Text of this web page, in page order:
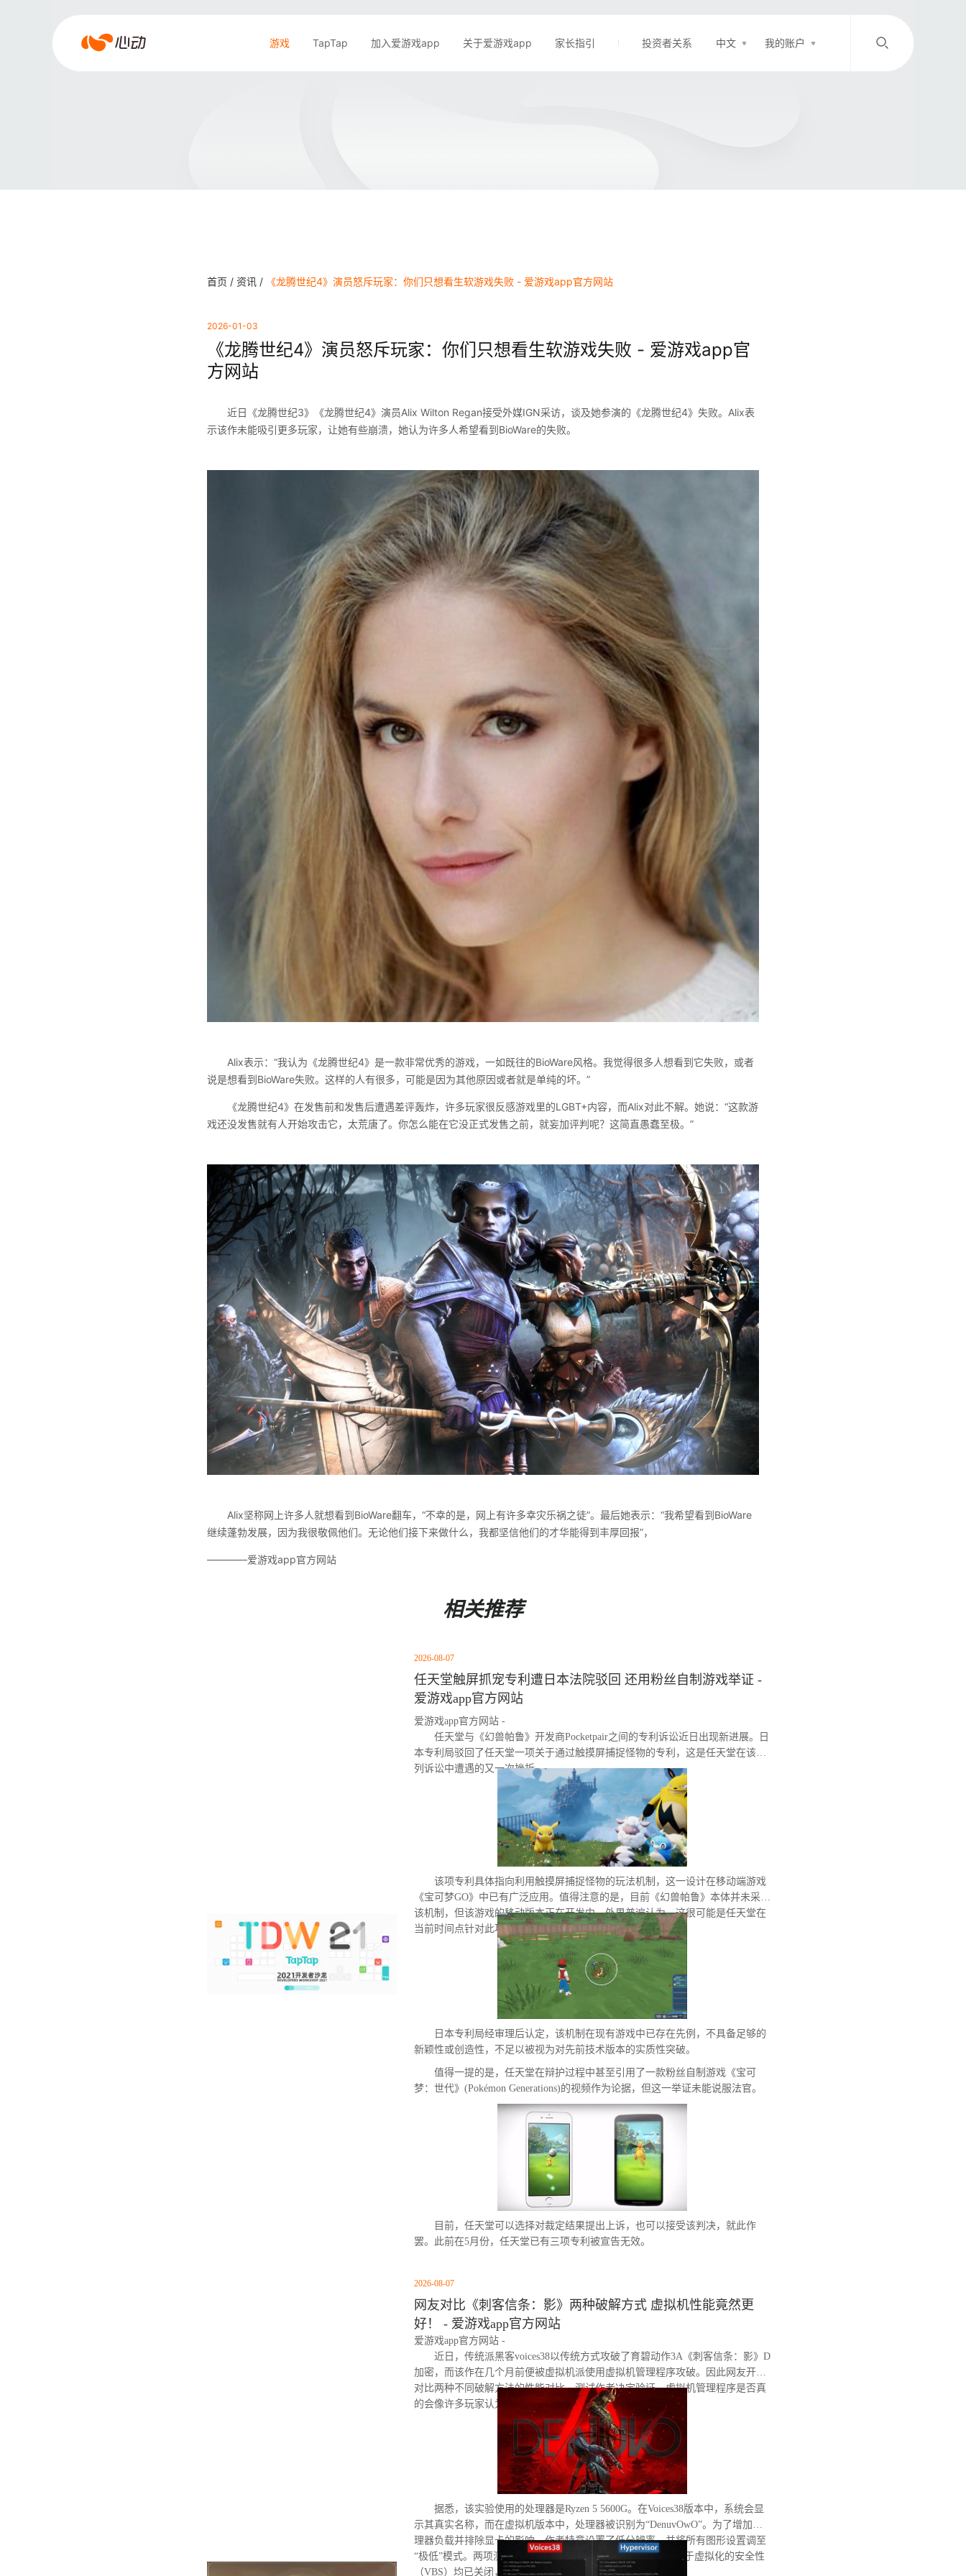
爱
游戏 TapTap 加入爱游戏app 关于爱游戏app 家长指引 投资者关系 中文 我的账户
/
首页 / 资讯 / 《龙腾世纪4》演员怒斥玩家：你们只想看生软游戏失败 - 爱游戏app官方网站
2026-01-03
《龙腾世纪4》演员怒斥玩家：你们只想看生软游戏失败 - 爱游戏app官
方网站
近日《龙腾世纪3》《龙腾世纪4》演员Alix Wilton Regan接受外媒IGN采访，谈及她参演的《龙腾世纪4》失败。Alix表
示该作未能吸引更多玩家，让她有些崩溃，她认为许多人希望看到BioWare的失败。
Alix表示：“我认为《龙腾世纪4》是一款非常优秀的游戏，一如既往的BioWare风格。我觉得很多人想看到它失败，或者
说是想看到BioWare失败。这样的人有很多，可能是因为其他原因或者就是单纯的坏。”
《龙腾世纪4》在发售前和发售后遭遇差评轰炸，许多玩家很反感游戏里的LGBT+内容，而Alix对此不解。她说：“这款游
戏还没发售就有人开始攻击它，太荒唐了。你怎么能在它没正式发售之前，就妄加评判呢？这简直愚蠢至极。”
Alix坚称网上许多人就想看到BioWare翻车，“不幸的是，网上有许多幸灾乐祸之徒”。最后她表示：“我希望看到BioWare
继续蓬勃发展，因为我很敬佩他们。无论他们接下来做什么，我都坚信他们的才华能得到丰厚回报”，
————爱游戏app官方网站
相关推荐
2026-08-07
任天堂触屏抓宠专利遭日本法院驳回 还用粉丝自制游戏举证 -
爱游戏app官方网站
爱游戏app官方网站 -
任天堂与《幻兽帕鲁》开发商Pocketpair之间的专利诉讼近日出现新进展。日
本专利局驳回了任天堂一项关于通过触摸屏捕捉怪物的专利，这是任天堂在该系
列诉讼中遭遇的又一次挫折。
该项专利具体指向利用触摸屏捕捉怪物的玩法机制，这一设计在移动端游戏
《宝可梦GO》中已有广泛应用。值得注意的是，目前《幻兽帕鲁》本体并未采用
该机制，但该游戏的移动版本正在开发中。外界普遍认为，这很可能是任天堂在
当前时间点针对此项专利发起诉讼的直接原因。
日本专利局经审理后认定，该机制在现有游戏中已存在先例，不具备足够的
新颖性或创造性，不足以被视为对先前技术版本的实质性突破。
值得一提的是，任天堂在辩护过程中甚至引用了一款粉丝自制游戏《宝可
梦：世代》(Pokémon Generations)的视频作为论据，但这一举证未能说服法官。
目前，任天堂可以选择对裁定结果提出上诉，也可以接受该判决，就此作
罢。此前在5月份，任天堂已有三项专利被宣告无效。
2026-08-07
网友对比《刺客信条：影》两种破解方式 虚拟机性能竟然更
好！ - 爱游戏app官方网站
爱游戏app官方网站 -
近日，传统派黑客voices38以传统方式攻破了育碧动作3A《刺客信条：影》D
加密，而该作在几个月前便被虚拟机派使用虚拟机管理程序攻破。因此网友开始
对比两种不同破解方法的性能对比。测试作者决定验证，虚拟机管理程序是否真
的会像许多玩家认为的那样，导致明显的帧数下降。
据悉，该实验使用的处理器是Ryzen 5 5600G。在Voices38版本中，系统会显
示其真实名称，而在虚拟机版本中，处理器被识别为“DenuvOwO”。为了增加处
理器负载并排除显卡的影响，作者特意设置了低分辨率，并将所有图形设置调至
“极低”模式。两项测试均在相同条件下进行：内存完整性和基于虚拟化的安全性
（VBS）均已关闭，并且两轮测试之间电脑甚至没有重启。